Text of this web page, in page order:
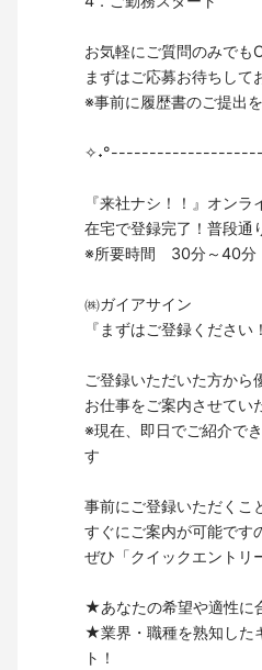
お気軽にご質問のみでも
まずはご応募お待ちして
※事前に履歴書のご提出
『来社ナシ！！』オンラ
在宅で登録完了！普段通
※所要時間 30分～40分
㈱ガイアサイン
『まずはご登録ください
ご登録いただいた方から
お仕事をご案内させてい
※現在、即日でご紹介で
す
事前にご登録いただくこ
すぐにご案内が可能です
ぜひ「クイックエントリ
★あなたの希望や適性に
★業界・職種を熟知した
ト！